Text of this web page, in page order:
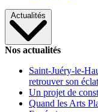
Actualités
Nos actualités
Saint-Juéry-le-
retrouver son éclat
Un projet de
Quand les Arts